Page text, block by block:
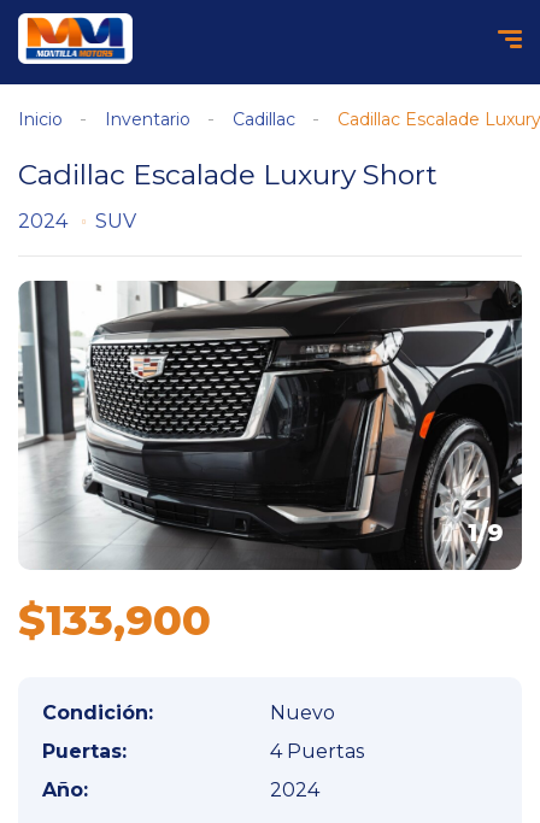
Inicio Inventario Cadillac Cadillac Escalade
Cadillac Escalade Luxury Short
2024 SUV
1/9
$133,900
Condición:
Nuevo
Puertas:
4 Puertas
Año:
2024